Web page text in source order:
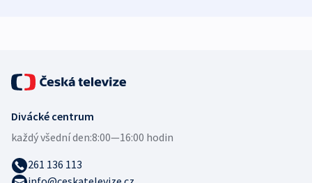
Divácké centrum
každý všední den:8:00—16:00 hodin
261 136 113